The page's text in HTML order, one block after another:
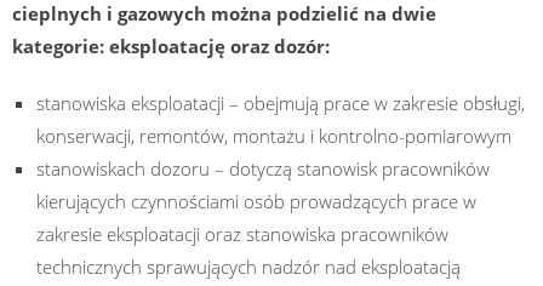
cieplnych i gazowych można podzielić na dwie
kategorie: eksploatację oraz dozór:
stanowiska eksploatacji – obejmują prace w zakresie obsługi,
konserwacji, remontów, montażu i kontrolno-pomiarowym
stanowiskach dozoru – dotyczą stanowisk pracowników
kierujących czynnościami osób prowadzących prace w
zakresie eksploatacji oraz stanowiska pracowników
technicznych sprawujących nadzór nad eksploatacją